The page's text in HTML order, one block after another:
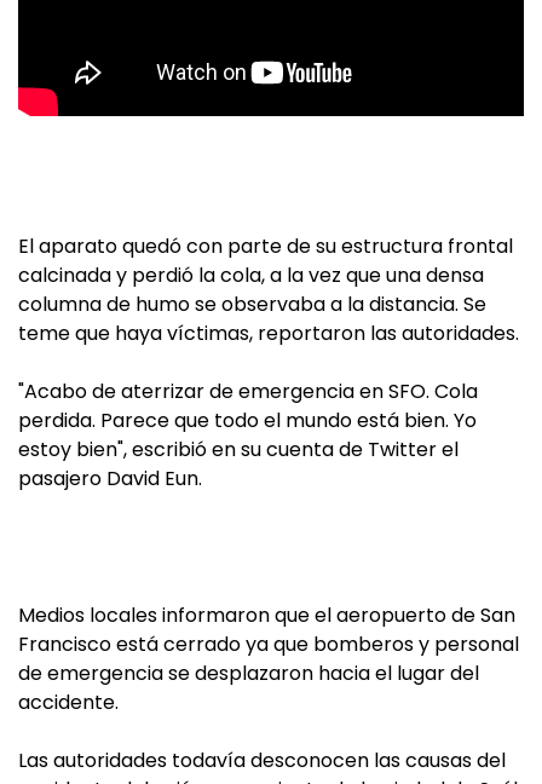
El aparato quedó con parte de su estructura frontal
calcinada y perdió la cola, a la vez que una densa
columna de humo se observaba a la distancia. Se
teme que haya víctimas, reportaron las autoridades.
"Acabo de aterrizar de emergencia en SFO. Cola
perdida. Parece que todo el mundo está bien. Yo
estoy bien", escribió en su cuenta de Twitter el
pasajero David Eun.
Medios locales informaron que el aeropuerto de San
Francisco está cerrado ya que bomberos y personal
de emergencia se desplazaron hacia el lugar del
accidente.
Las autoridades todavía desconocen las causas del